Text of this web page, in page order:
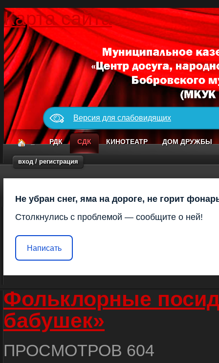
Карта сайта
Версия для слабовидящих
_ РДК СДК КИНОТЕАТР ДОМ ДРУЖБЫ
вход / регистрация
Не убран снег, яма на дороге, не горит
Столкнулись с проблемой — сообщите о ней!
Написать
Фольклорные
бабушек»
ПРОСМОТРОВ 604